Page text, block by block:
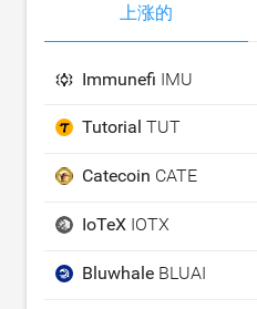
上涨的
Immunefi IMU
Tutorial TUT
Catecoin CATE
IoTeX IOTX
Bluwhale BLUAI